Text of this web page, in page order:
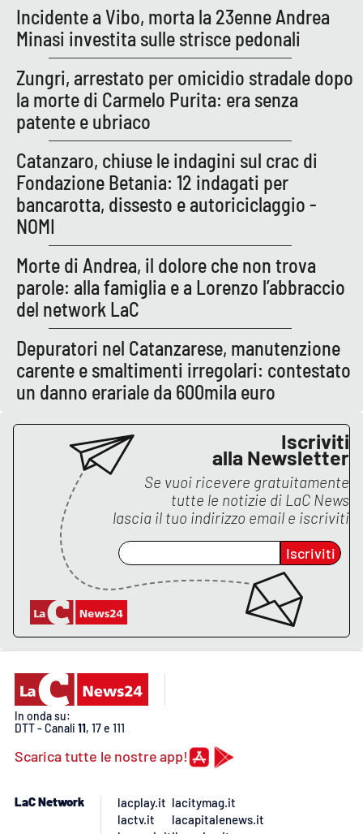
Incidente a Vibo, morta la 23enne Andrea
Minasi investita sulle strisce pedonali
Zungri, arrestato per omicidio stradale dopo
la morte di Carmelo Purita: era senza
patente e ubriaco
Catanzaro, chiuse le indagini sul crac di
Fondazione Betania: 12 indagati per
bancarotta, dissesto e autoriciclaggio -
NOMI
Morte di Andrea, il dolore che non trova
parole: alla famiglia e a Lorenzo l’abbraccio
del network LaC
Depuratori nel Catanzarese, manutenzione
carente e smaltimenti irregolari: contestato
un danno erariale da 600mila euro
Iscriviti
alla Newsletter
Se vuoi ricevere gratuitamente
tutte le notizie di LaC News
lascia il tuo indirizzo email e iscriviti
Iscriviti
In onda su:
DTT - Canali 11, 17 e 111
Scarica tutte le nostre app!
LaC Network
lacplay.it
lactv.it
lacitymag.it
lacapitalenews.it